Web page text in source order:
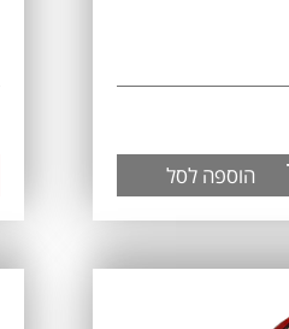
הוספה לסל